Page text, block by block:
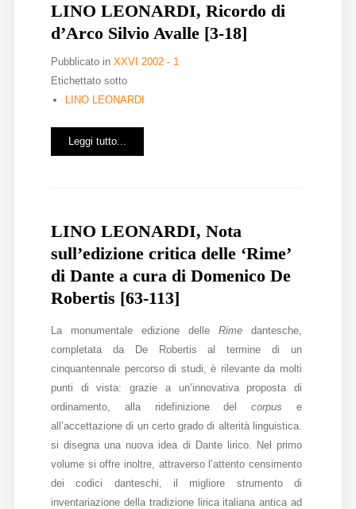
LINO LEONARDI, Ricordo di
d’Arco Silvio Avalle [3-18]
Pubblicato in XXVI 2002 - 1
Etichettato sotto
LINO LEONARDI
Leggi tutto...
LINO LEONARDI, Nota
sull’edizione critica delle ‘Rime’
di Dante a cura di Domenico De
Robertis [63-113]
La monumentale edizione delleRimedantesche,
completata da De Robertis al termine di un
cinquantennale percorso di studi, è rilevante da molti
punti di vista: grazie a un’innovativa proposta di
ordinamento, alla ridefinizione delcorpus e
all’accettazione di un certo grado di alterità linguistica.
si disegna una nuova idea di Dante lirico. Nel primo
volume si offre inoltre, attraverso l’attento censimento
dei codici danteschi, il migliore strumento di
inventariazione della tradizione lirica italiana antica ad